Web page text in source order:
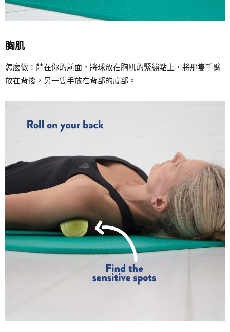
胸肌
怎麼做：躺在你的前面，將球放在胸肌的緊繃點上，將那隻手臂
放在背後，另一隻手放在背部的底部。